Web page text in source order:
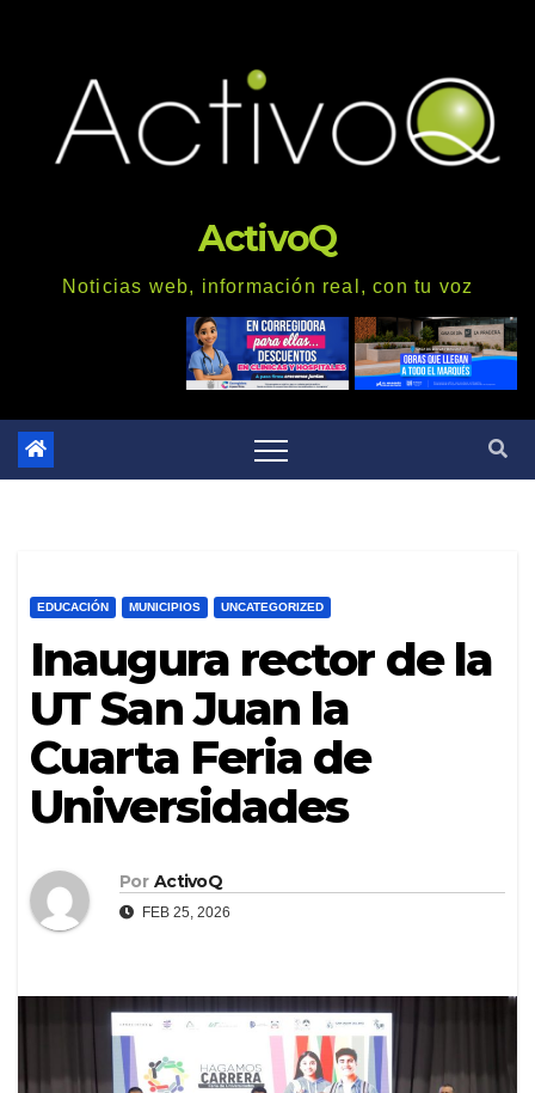
ActivoQ
Noticias web, información real, con tu voz
EDUCACIÓN MUNICIPIOS UNCATEGORIZED
Inaugura rector de la
UT San Juan la
Cuarta Feria de
Universidades
Por ActivoQ
FEB 25, 2026